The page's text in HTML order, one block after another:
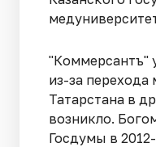
"Коммерсантъ"
из-за перехода
Татарстана в
возникло.
Госдумы в